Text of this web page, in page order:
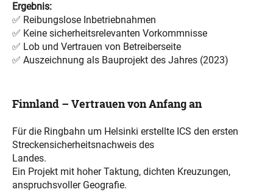
Ergebnis:
✅ Reibungslose Inbetriebnahmen
✅ Keine sicherheitsrelevanten Vorkommnisse
✅ Lob und Vertrauen von Betreiberseite
✅ Auszeichnung als Bauprojekt des Jahres (2023)
Finnland – Vertrauen von Anfang an
Für die Ringbahn um Helsinki erstellte ICS den ersten
Streckensicherheitsnachweis des
Landes.
Ein Projekt mit hoher Taktung, dichten Kreuzungen,
anspruchsvoller Geografie.